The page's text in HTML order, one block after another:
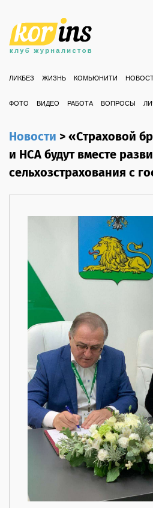
ЛИКБЕЗ ЖИЗНЬ КОМЬЮНИТИ
ФОТО ВИДЕО РАБОТА ВОПРОСЫ
Новости>«Страховой
и НСА будут вместе
сельхозстрахования с